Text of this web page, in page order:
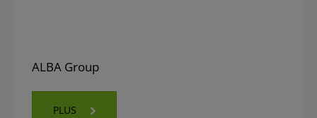
ALBA Group
PLUS